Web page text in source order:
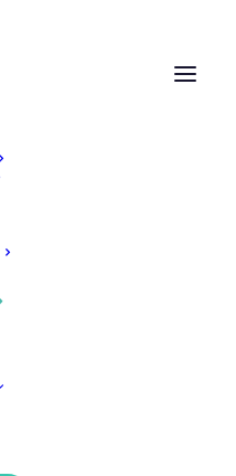
SIGNALÉTIQUE
VÉHICULES
VITROPHANIE GRAVURE
| Pub Gresivaudan
SIGNALÉTIQUE INTÉRIEURE
DÉCORATION /
grésivaudan grenoble